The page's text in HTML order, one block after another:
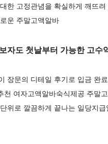
한 고정관념을 확실하게 깨뜨
운 주말고액알바
자도 첫날부터 가능한 고
장문의 디테일 후기로 입금 완
천 여자고액알바숙식제공 주말
위로 깔끔하게 끝나는 일당지